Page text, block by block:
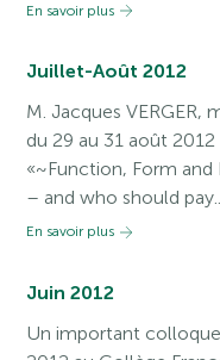
En savoir plus
Juillet-Août 2012
M. Jacques VERGER,
du 29 au 31 août
«~Function, Form and
– and who should
En savoir plus
Juin 2012
Un important